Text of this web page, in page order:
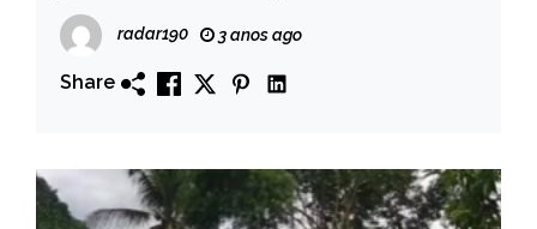
Ceninha Lucena em Bonito de Santa
Fé.
radar190 3 anos ago
Share